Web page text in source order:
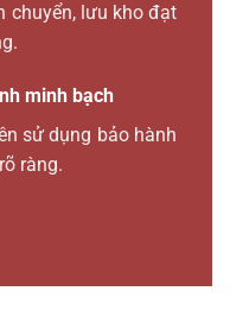
chuyển, lưu kho đạt
minh bạch
sử dụng bảo hành
ràng.